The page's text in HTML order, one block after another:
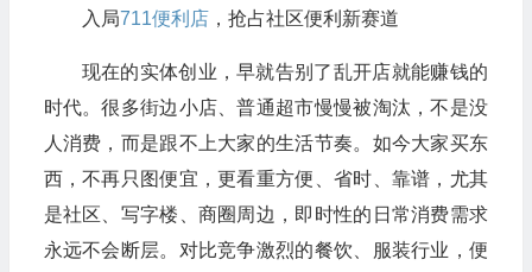
入局711便利店，抢占社区便利新赛道
现在的实体创业，早就告别了乱开店就能赚钱的
时代。很多街边小店、普通超市慢慢被淘汰，不是没
人消费，而是跟不上大家的生活节奏。如今大家买东
西，不再只图便宜，更看重方便、省时、靠谱，尤其
是社区、写字楼、商圈周边，即时性的日常消费需求
永远不会断层。对比竞争激烈的餐饮、服装行业，便